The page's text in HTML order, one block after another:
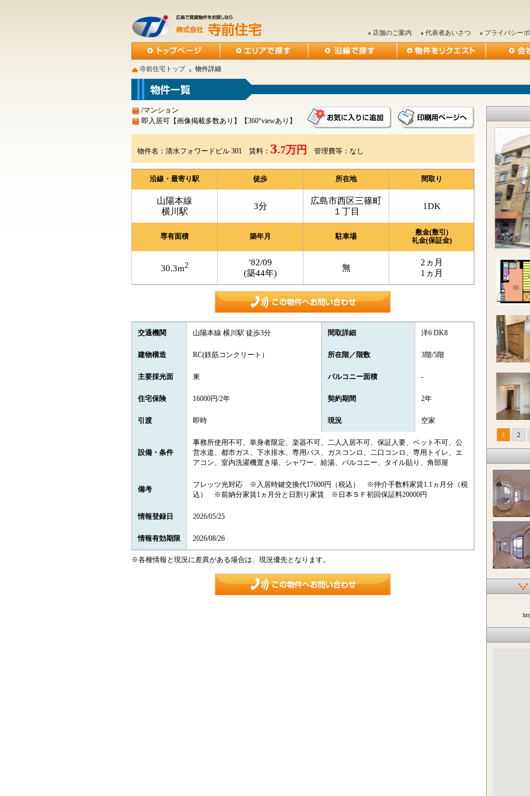
店舗のご案内 代表者あいさつ プライバシー
寺前住宅トップ 物件詳細
/マンション
即入居可【画像掲載多数あり】【360°viewあり】
物件名：清水フォワードビル 301 賃料： 3.7万円 管理費等：なし
沿線・最寄り駅 徒歩 所在地 間取り
山陽本線
横川駅
3分
広島市西区三篠町
１丁目
1DK
専有面積 築年月 駐車場
敷金(敷引)
礼金(保証金)
30.3m2
'82/09
(築44年)
無
2ヵ月
1ヵ月
交通機関 山陽本線 横川駅 徒歩3分 間取詳細 洋6 DK8
建物構造 RC(鉄筋コンクリート） 所在階／階数 3階/5階
主要採光面 東 バルコニー面積 -
住宅保険 16000円/2年 契約期間 2年
引渡 即時 現況 空家
設備・条件
事務所使用不可、単身者限定、楽器不可、二人入居不可、保証人要、ペット不可、公
営水道、都市ガス、下水排水、専用バス、ガスコンロ、二口コンロ、専用トイレ、エ
アコン、室内洗濯機置き場、シャワー、給湯、バルコニー、タイル貼り、角部屋
備考
フレッツ光対応 ※入居時鍵交換代17600円（税込） ※仲介手数料家賃1.1ヵ月分（税
込） ※前納分家賃1ヵ月分と日割り家賃 ※日本ＳＦ初回保証料20000円
情報登録日 2026/05/25
情報有効期限 2026/08/26
※各種情報と現況に差異がある場合は、現況優先となります。
1 2